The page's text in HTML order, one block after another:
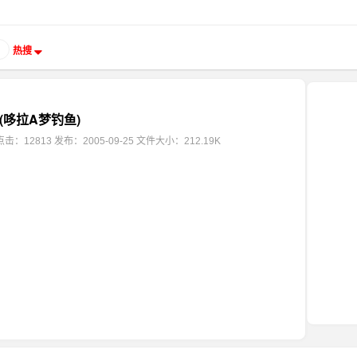
热搜
拉A梦钓鱼)
击：12813 发布：2005-09-25 文件大小：212.19K